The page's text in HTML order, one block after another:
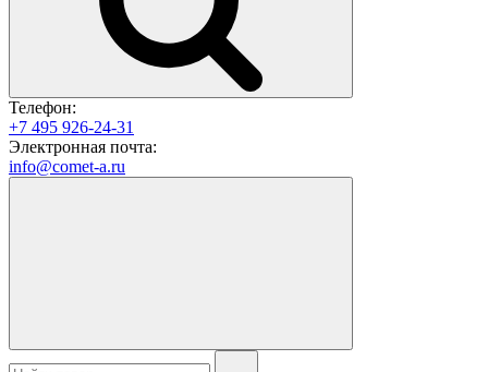
Телефон:
+7 495 926-24-31
Электронная почта:
info@comet-a.ru